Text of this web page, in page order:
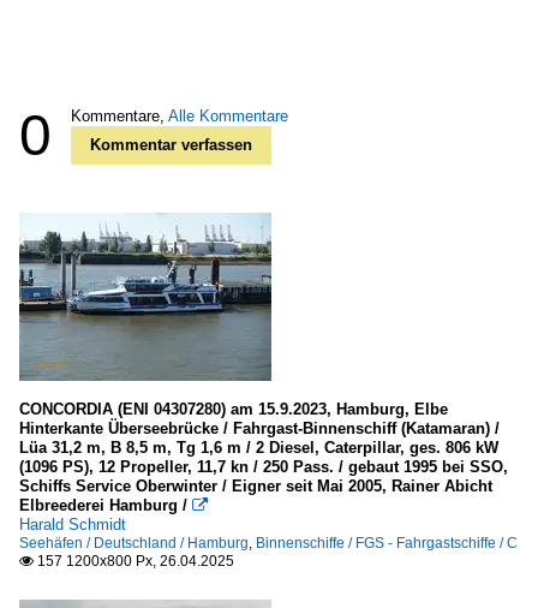
0 Kommentare, Alle Kommentare
Kommentar verfassen
CONCORDIA (ENI 04307280) am 15.9.2023, Hamburg, Elbe
Hinterkante Überseebrücke / Fahrgast-Binnenschiff (Katamaran) /
Lüa 31,2 m, B 8,5 m, Tg 1,6 m / 2 Diesel, Caterpillar, ges. 806 kW
(1096 PS), 12 Propeller, 11,7 kn / 250 Pass. / gebaut 1995 bei SSO,
Schiffs Service Oberwinter / Eigner seit Mai 2005, Rainer Abicht
Elbreederei Hamburg / 
Harald Schmidt
Seehäfen / Deutschland / Hamburg, Binnenschiffe / FGS - Fahrgastschiffe / C
 157 1200x800 Px, 26.04.2025